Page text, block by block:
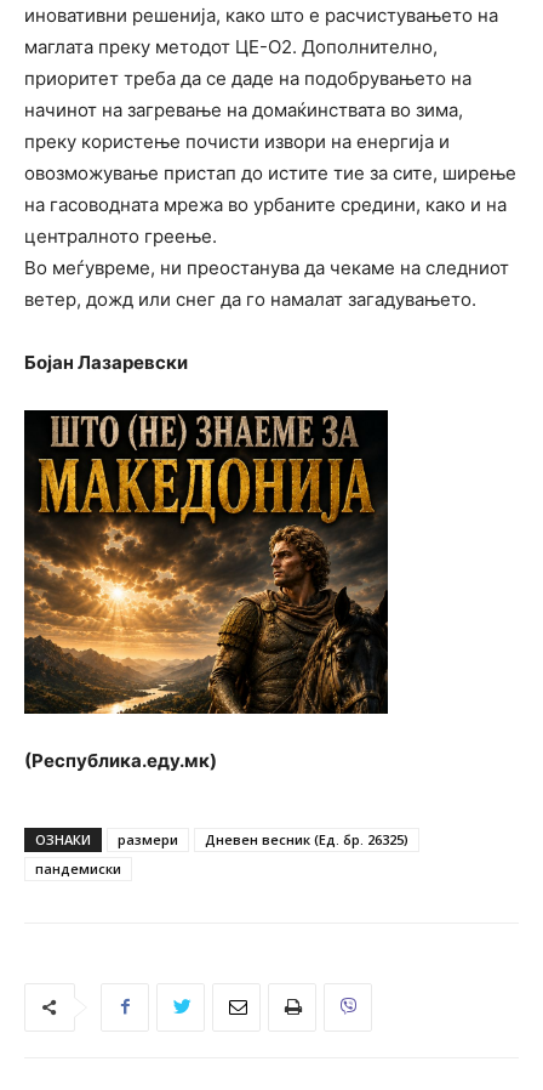
иновативни решенија, како што е расчистувањето на
маглата преку методот ЦЕ-О2. Дополнително,
приоритет треба да се даде на подобрувањето на
начинот на загревање на домаќинствата во зима,
преку користење почисти извори на енергија и
овозможување пристап до истите тие за сите, ширење
на гасоводната мрежа во урбаните средини, како и на
централното греење.
Во меѓувреме, ни преостанува да чекаме на следниот
ветер, дожд или снег да го намалат загадувањето.
Бојан Лазаревски
(Республика.еду.мк)
ОЗНАКИ размери
Дневен весник (Ед. бр. 26325)
пандемиски